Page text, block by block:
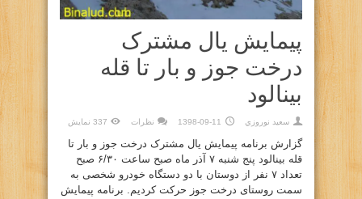
پیمایش یال مشترک
درخت جوز و بار تا قله
بینالود
سعيد نوروزي 1398-09-11 نظرات 337 نمایش
گزارش برنامه پیمایش یال مشترک درخت جوز و بار تا
قله بینالود پنج شنبه ۷ آذر ماه صبح ساعت ۶/۳۰ صبح
تعداد ۷ نفر از دوستان با دو دستگاه خودرو شخصی به
سمت روستای درخت جوز حرکت کردیم. برنامه پیمایش